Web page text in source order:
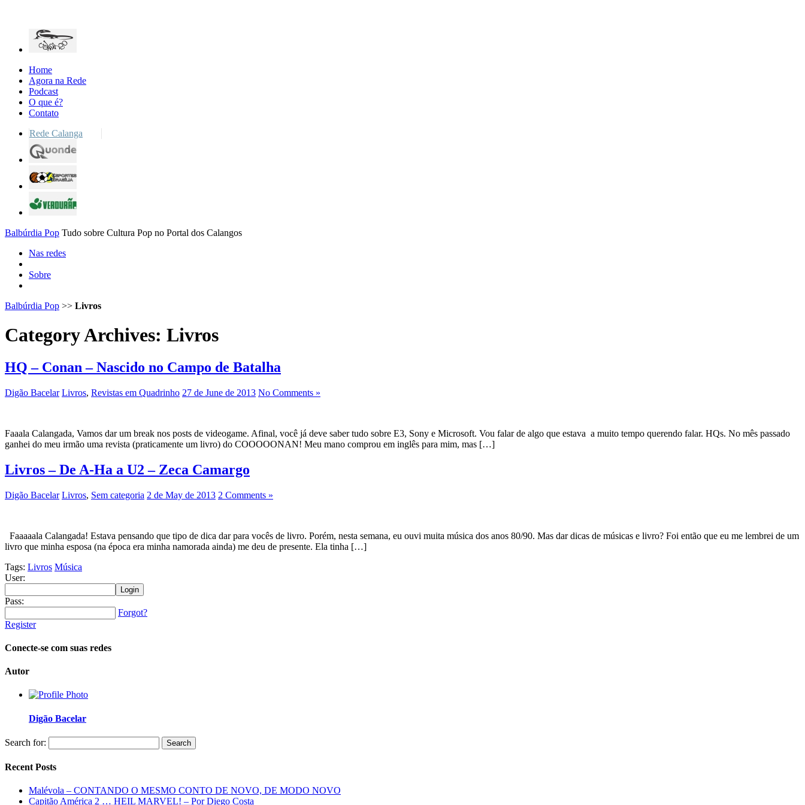
Home
Agora na Rede
Podcast
O que é?
Contato
Rede Calanga
Balbúrdia Pop Tudo sobre Cultura Pop no Portal dos Calangos
Nas redes
Sobre
Balbúrdia Pop >> Livros
Category Archives: Livros
HQ – Conan – Nascido no Campo de Batalha
Digão Bacelar Livros, Revistas em Quadrinho 27 de June de 2013 No Comments »
Faaala Calangada, Vamos dar um break nos posts de videogame. Afinal, você já deve saber tudo sobre E3, Sony e Microsoft. Vou falar de algo que estava a muito tempo querendo falar. HQs. No mês passado
ganhei do meu irmão uma revista (praticamente um livro) do COOOOONAN! Meu mano comprou em inglês para mim, mas […]
Livros – De A-Ha a U2 – Zeca Camargo
Digão Bacelar Livros, Sem categoria 2 de May de 2013 2 Comments »
Faaaaala Calangada! Estava pensando que tipo de dica dar para vocês de livro. Porém, nesta semana, eu ouvi muita música dos anos 80/90. Mas dar dicas de músicas e livro? Foi então que eu me lembrei de um
livro que minha esposa (na época era minha namorada ainda) me deu de presente. Ela tinha […]
Tags: Livros Música
User:
Pass:
Forgot?
Register
Conecte-se com suas redes
Autor
Digão Bacelar
Search for:
Recent Posts
Malévola – CONTANDO O MESMO CONTO DE NOVO, DE MODO NOVO
Capitão América 2 … HEIL MARVEL! – Por Diego Costa